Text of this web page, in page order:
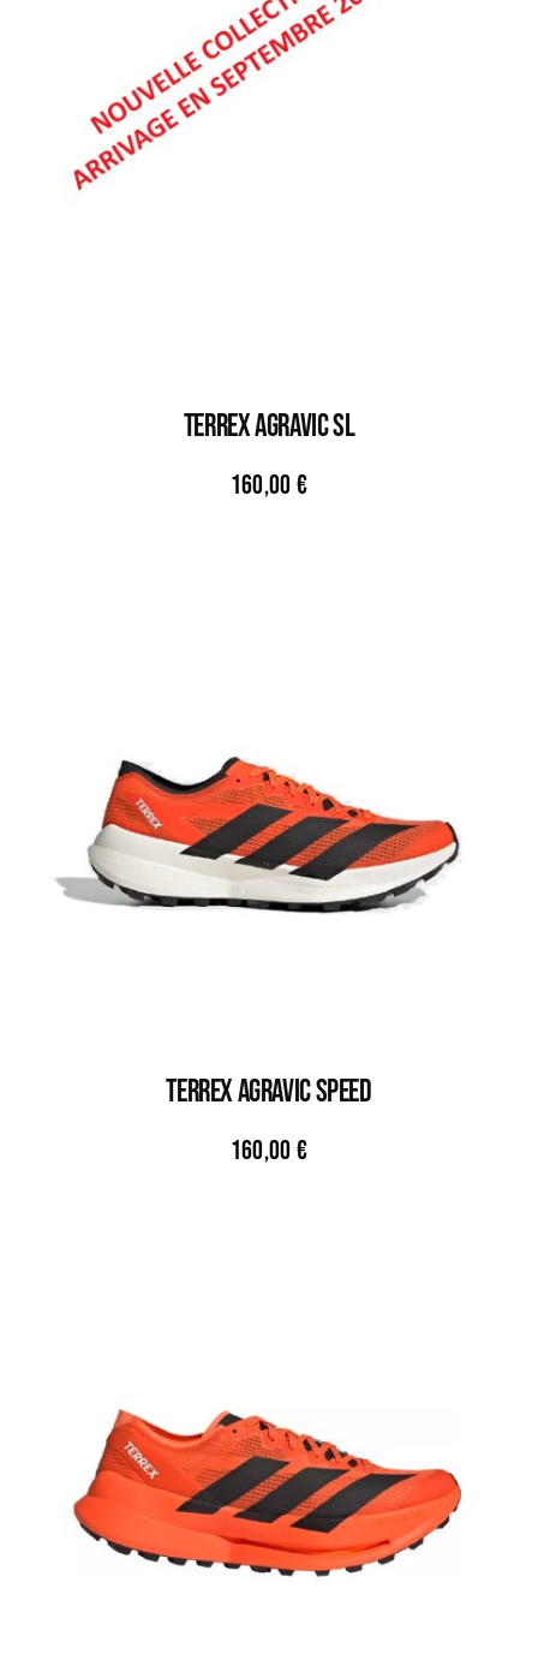
TERREX AGRAVIC SL
160,00 €
TERREX AGRAVIC SPEED
160,00 €